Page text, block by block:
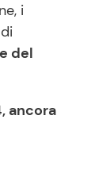
i
del
ancora